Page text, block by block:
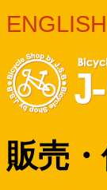
ENGLISH
販売